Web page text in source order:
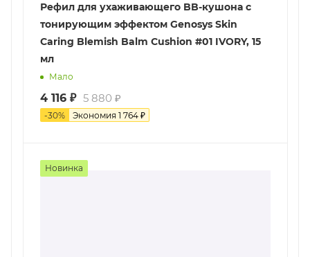
Рефил для ухаживающего BB-кушона с
тонирующим эффектом Genosys Skin
Сaring Blemish Balm Cushion #01 IVORY, 15
мл
Мало
4 116 ₽ 5 880 ₽
-30% Экономия 1 764 ₽
Новинка